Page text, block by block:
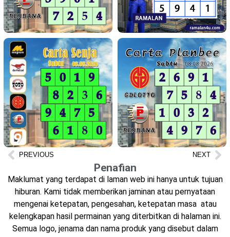
PREVIOUS NEXT
Penafian
Maklumat yang terdapat di laman web ini hanya untuk tujuan
hiburan. Kami tidak memberikan jaminan atau pernyataan
mengenai ketepatan, pengesahan, ketepatan masa atau
kelengkapan hasil permainan yang diterbitkan di halaman ini.
Semua logo, jenama dan nama produk yang disebut dalam